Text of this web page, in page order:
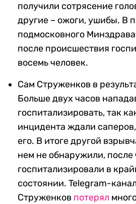
получили сотрясение
другие – ожоги, ушибы. В
подмосковного
после происшествия
восемь человек.
Сам Струженков в
Больше двух часов
госпитализировать, так
инцидента ждали
его. В итоге другой
нем не обнаружили,
госпитализировали в
состоянии. Telegram-
Струженков потерял